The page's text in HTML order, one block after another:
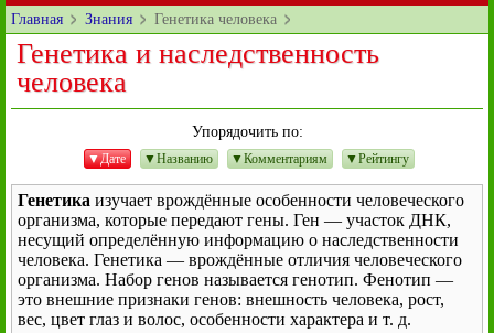
Главная Знания Генетика человека
Генетика и наследственность
человека
Упорядочить по:
▼Дате ▼Названию ▼Комментариям ▼Рейтингу
Генетика изучает врождённые особенности человеческого
организма, которые передают гены. Ген — участок ДНК,
несущий определённую информацию о наследственности
человека. Генетика — врождённые отличия человеческого
организма. Набор генов называется генотип. Фенотип —
это внешние признаки генов: внешность человека, рост,
вес, цвет глаз и волос, особенности характера и т. д.